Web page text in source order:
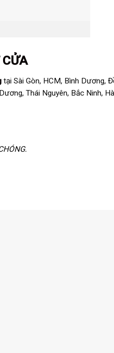
CỬA
tại Sài Gòn, HCM, Bình Dương,
Thái Nguyên, Bắc Ninh,